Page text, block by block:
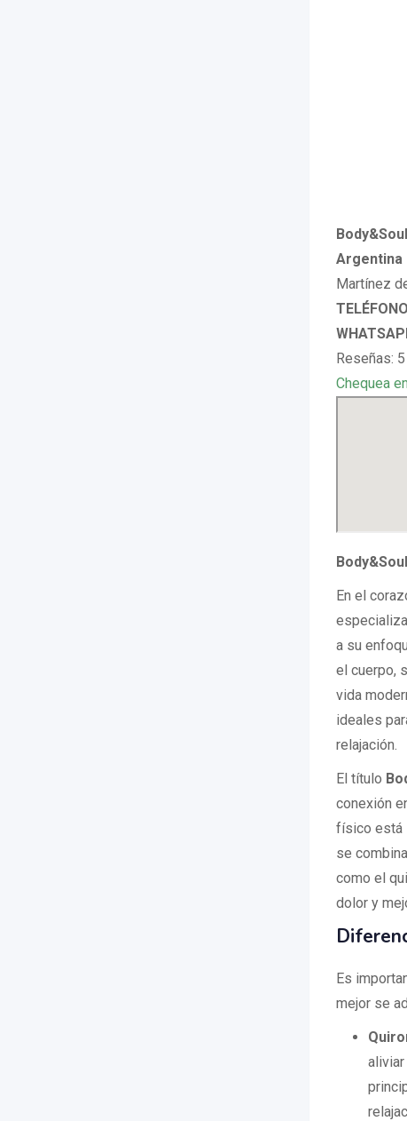
Argentina
Martínez
Reseñas: 5
Chequea
En el
a su
el cuerpo,
vida
ideales
relajación.
El título
conexión
físico está
se
como el
dolor y
Es
mejor se